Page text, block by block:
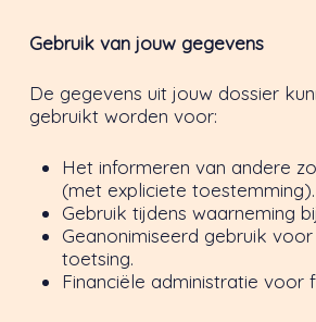
Gebruik van jouw gegevens
De gegevens uit jouw dossier
gebruikt worden voor:
Het informeren van andere
(met expliciete toestemming).
Gebruik tijdens waarneming
Geanonimiseerd gebruik
toetsing.
Financiële administratie voor